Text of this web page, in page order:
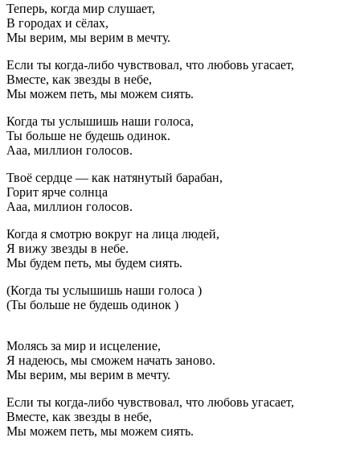
Теперь, когда мир слушает,
В городах и сёлах,
Мы верим, мы верим в мечту.
Если ты когда-либо чувствовал, что любовь угасает,
Вместе, как звезды в небе,
Мы можем петь, мы можем сиять.
Когда ты услышишь наши голоса,
Ты больше не будешь одинок.
Ааа, миллион голосов.
Твоё сердце — как натянутый барабан,
Горит ярче солнца
Ааа, миллион голосов.
Когда я смотрю вокруг на лица людей,
Я вижу звезды в небе.
Мы будем петь, мы будем сиять.
(Когда ты услышишь наши голоса )
(Ты больше не будешь одинок )
—
дети
этого
Мы
все
разные,
Молясь за мир и исцеление,
Я надеюсь, мы сможем начать заново.
Мы верим, мы верим в мечту.
Если ты когда-либо чувствовал, что любовь угасает,
Вместе, как звезды в небе,
Мы можем петь, мы можем сиять.